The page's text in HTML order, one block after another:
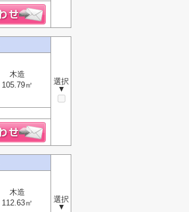
選択
▼
木造
105.79㎡
選択
▼
木造
112.63㎡